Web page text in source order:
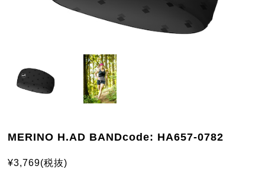
MERINO H.AD BANDcode: HA657-0782
¥3,769(税抜)